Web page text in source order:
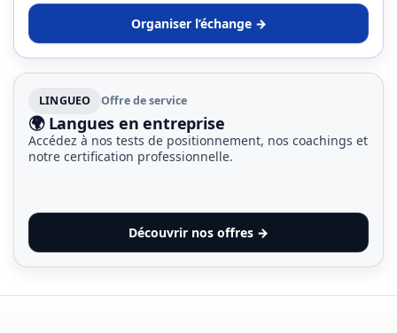
Organiser l’échange →
LINGUEO Offre de service
🌍 Langues en entreprise
Accédez à nos tests de positionnement, nos coachings et
notre certification professionnelle.
Découvrir nos offres →